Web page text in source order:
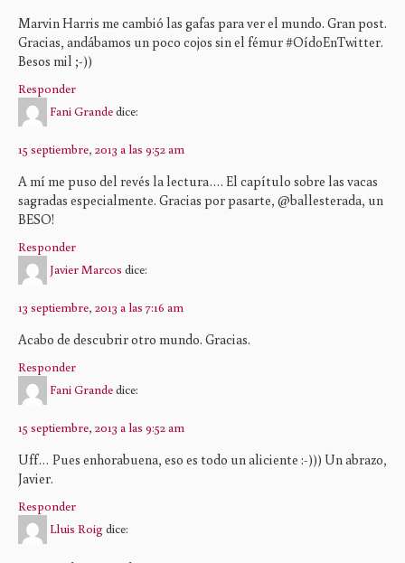
Marvin Harris me cambió las gafas para ver el mundo. Gran post.
Gracias, andábamos un poco cojos sin el fémur #OídoEnTwitter.
Besos mil ;-))
Responder
Fani Grandedice:
15 septiembre, 2013 a las 9:52 am
A mí me puso del revés la lectura…. El capítulo sobre las vacas
sagradas especialmente. Gracias por pasarte, @ballesterada, un
BESO!
Responder
Javier Marcos dice:
13 septiembre, 2013 a las 7:16 am
Acabo de descubrir otro mundo. Gracias.
Responder
Fani Grandedice:
15 septiembre, 2013 a las 9:52 am
Uff… Pues enhorabuena, eso es todo un aliciente :-))) Un abrazo,
Javier.
Responder
Lluis Roigdice: